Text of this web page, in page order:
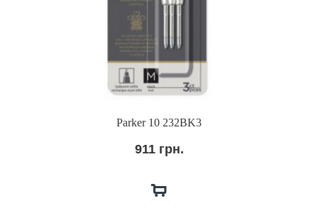
Parker 10 232BK3
911 грн.